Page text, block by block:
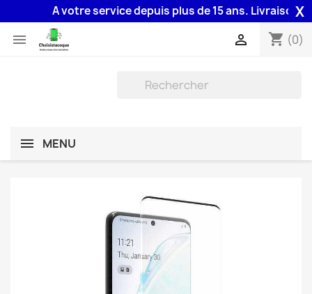
A votre service depuis plus de 15 ans. Livraison X
 shopping_cart (0)

MENU